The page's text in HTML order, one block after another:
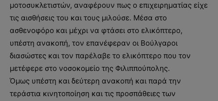
μοτοσυκλετιστών, αναφέρουν πως ο επιχειρηματίας είχε
τις αισθήσεις του και τους μιλούσε. Μέσα στο
ασθενοφόρο και μέχρι να φτάσει στο ελικόπτερο,
υπέστη ανακοπή, τον επανέφεραν οι Βούλγαροι
διασώστες και τον παρέλαβε το ελικόπτερο που τον
μετέφερε στο νοσοκομείο της Φιλιππούπολης.
Όμως υπέστη και δεύτερη ανακοπή και παρά την
τεράστια κινητοποίηση και τις προσπάθειες των